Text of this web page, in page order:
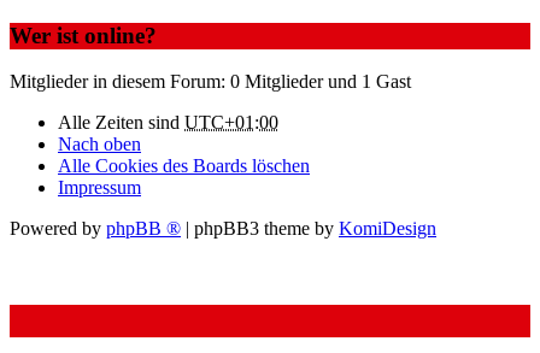
Wer ist online?
Mitglieder in diesem Forum: 0 Mitglieder und 1 Gast
Alle Zeiten sind UTC+01:00
Nach oben
Alle Cookies des Boards löschen
Impressum
Powered by phpBB ® | phpBB3 theme by KomiDesign